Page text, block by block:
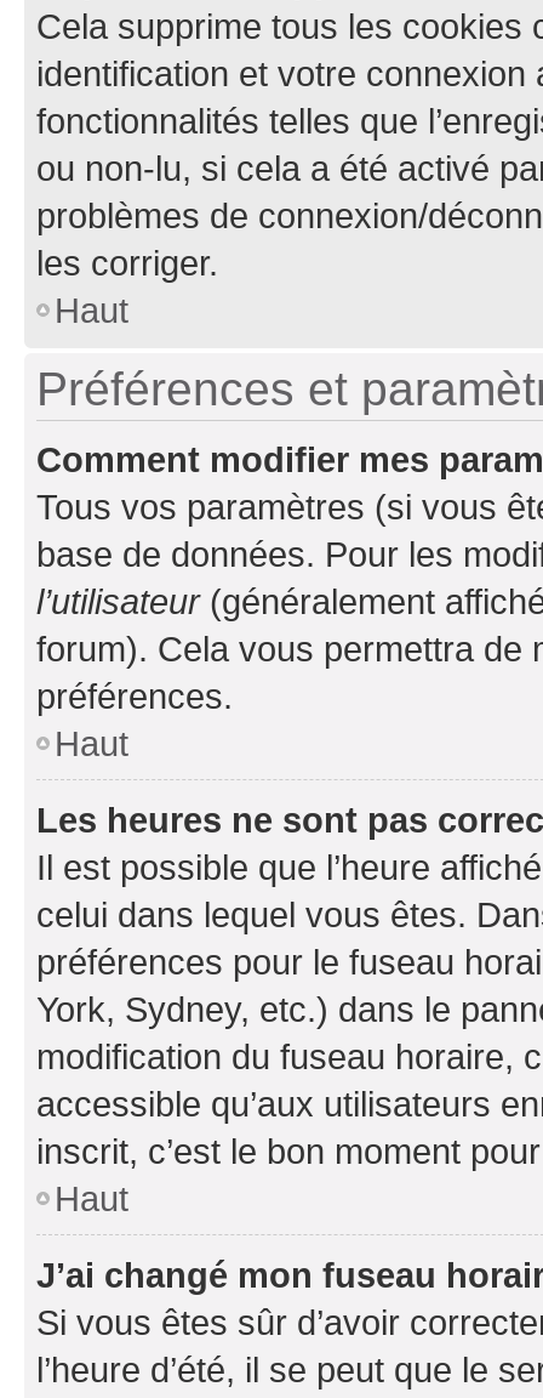
Cela supprime tous les cookies
identification et votre
fonctionnalités telles que
ou non-lu, si cela a été activé
problèmes de connexion/
les corriger.
Haut
Préférences et
Comment modifier mes
Tous vos paramètres (si vous
base de données. Pour les
l’utilisateur(généralement
forum). Cela vous permettra de
préférences.
Haut
Les heures ne sont pas
Il est possible que l’heure
celui dans lequel vous êtes.
préférences pour le fuseau
York, Sydney, etc.) dans le
modification du fuseau horaire,
accessible qu’aux utilisateurs
inscrit, c’est le bon moment
Haut
J’ai changé mon fuseau
Si vous êtes sûr d’avoir
l’heure d’été, il se peut que le